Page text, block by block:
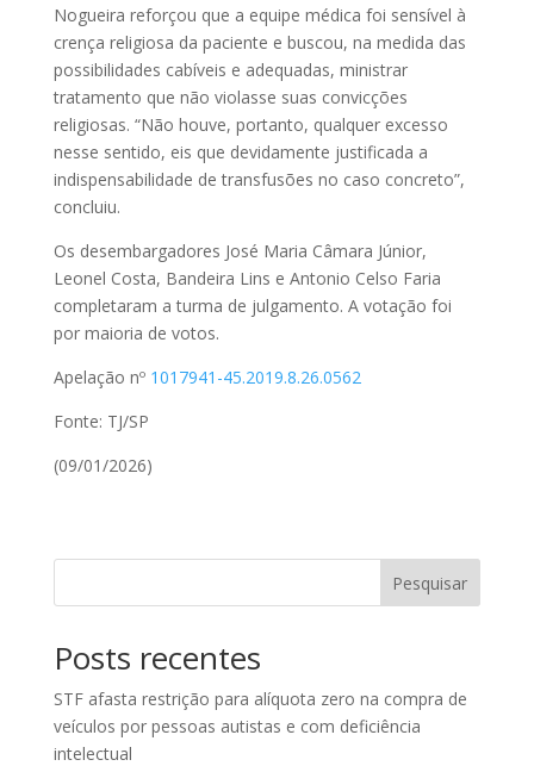
Nogueira reforçou que a equipe médica foi sensível à
crença religiosa da paciente e buscou, na medida das
possibilidades cabíveis e adequadas, ministrar
tratamento que não violasse suas convicções
religiosas. “Não houve, portanto, qualquer excesso
nesse sentido, eis que devidamente justificada a
indispensabilidade de transfusões no caso concreto”,
concluiu.
Os desembargadores José Maria Câmara Júnior,
Leonel Costa, Bandeira Lins e Antonio Celso Faria
completaram a turma de julgamento. A votação foi
por maioria de votos.
Apelação nº 1017941-45.2019.8.26.0562
Fonte: TJ/SP
(09/01/2026)
Pesquisar
Posts recentes
STF afasta restrição para alíquota zero na compra de
veículos por pessoas autistas e com deficiência
intelectual